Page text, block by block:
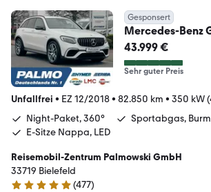
Gesponsert
Mercedes-Benz
4Matic+,
360
43.999 €
Sehr guter Preis
Unfallfrei • EZ 12/2018• 82.850 km • 350 kW
Night-Paket, 360°
Sportabgas,
E-Sitze Nappa, LED
Reisemobil-Zentrum Palmowski GmbH
33719 Bielefeld
(477)